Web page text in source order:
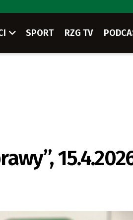
SPORT RZG TV